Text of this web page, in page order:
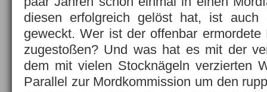
diesen erfolgreich gelöst hat, ist auch
geweckt. Wer ist der offenbar
zugestoßen? Und was hat es mit der
dem mit vielen Stocknägeln verzierten
Parallel zur Mordkommission um den